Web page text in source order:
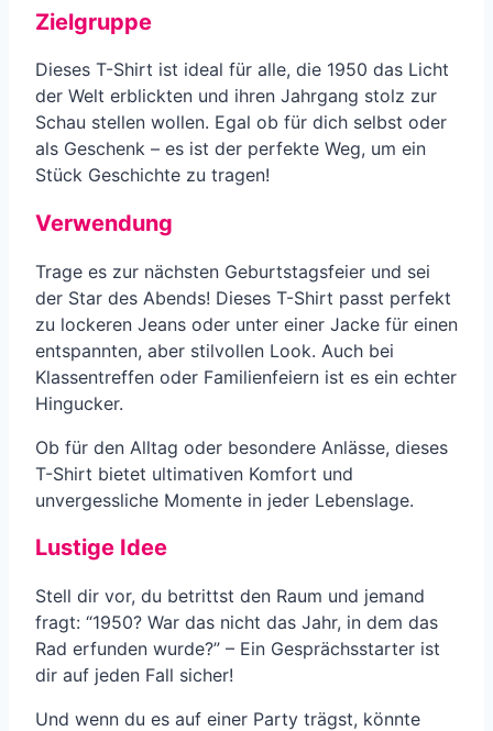
Zielgruppe
Dieses T-Shirt ist ideal für alle, die 1950 das Licht
der Welt erblickten und ihren Jahrgang stolz zur
Schau stellen wollen. Egal ob für dich selbst oder
als Geschenk – es ist der perfekte Weg, um ein
Stück Geschichte zu tragen!
Verwendung
Trage es zur nächsten Geburtstagsfeier und sei
der Star des Abends! Dieses T-Shirt passt perfekt
zu lockeren Jeans oder unter einer Jacke für einen
entspannten, aber stilvollen Look. Auch bei
Klassentreffen oder Familienfeiern ist es ein echter
Hingucker.
Ob für den Alltag oder besondere Anlässe, dieses
T-Shirt bietet ultimativen Komfort und
unvergessliche Momente in jeder Lebenslage.
Lustige Idee
Stell dir vor, du betrittst den Raum und jemand
fragt: “1950? War das nicht das Jahr, in dem das
Rad erfunden wurde?” – Ein Gesprächsstarter ist
dir auf jeden Fall sicher!
Und wenn du es auf einer Party trägst, könnte